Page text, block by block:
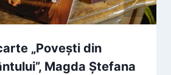
„Povești din
Magda Ștefana